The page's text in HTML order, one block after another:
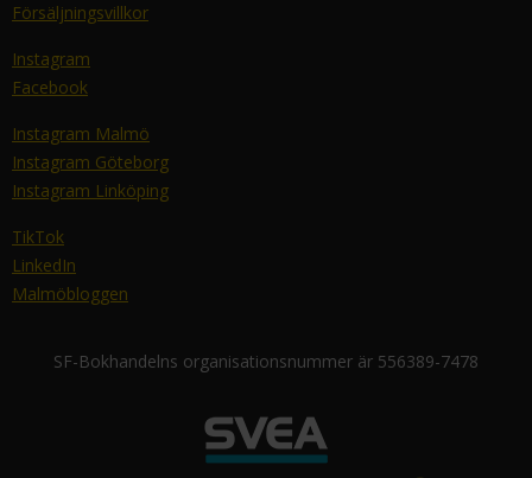
Försäljningsvillkor
Instagram
Facebook
Instagram Malmö
Instagram Göteborg
Instagram Linköping
TikTok
LinkedIn
Malmöbloggen
SF-Bokhandelns organisationsnummer är 556389-7478